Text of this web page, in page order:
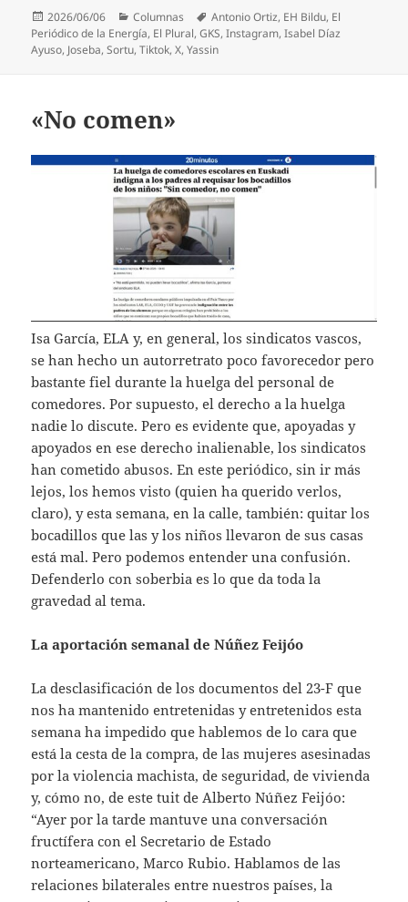
Publicado
el
2026/06/06 Categorías
Columnas Etiquetas
Antonio Ortiz, EH Bildu, El
Periódico de la Energía, El Plural,GKS,Instagram,Isabel Díaz
Ayuso, Joseba,Sortu,Tiktok,X,Yassin
«No comen»
Isa García, ELA y, en general, los sindicatos vascos,
se han hecho un autorretrato poco favorecedor pero
bastante fiel durante la huelga del personal de
comedores. Por supuesto, el derecho a la huelga
nadie lo discute. Pero es evidente que, apoyadas y
apoyados en ese derecho inalienable, los sindicatos
han cometido abusos. En este periódico, sin ir más
lejos, los hemos visto (quien ha querido verlos,
claro), y esta semana, en la calle, también: quitar los
bocadillos que las y los niños llevaron de sus casas
está mal. Pero podemos entender una confusión.
Defenderlo con soberbia es lo que da toda la
gravedad al tema.
La aportación semanal de Núñez Feijóo
La desclasificación de los documentos del 23-F que
nos ha mantenido entretenidas y entretenidos esta
semana ha impedido que hablemos de lo cara que
está la cesta de la compra, de las mujeres asesinadas
por la violencia machista, de seguridad, de vivienda
y, cómo no, de este tuit de Alberto Núñez Feijóo:
“Ayer por la tarde mantuve una conversación
fructífera con el Secretario de Estado
norteamericano, Marco Rubio. Hablamos de las
relaciones bilaterales entre nuestros países, la